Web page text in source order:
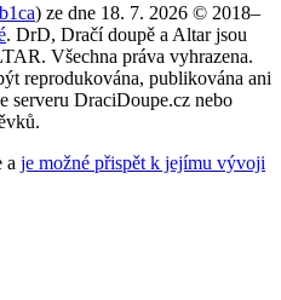
) ze dne 18. 7. 2026 © 2018–
. DrD, Dračí doupě a Altar jsou
Všechna práva vyhrazena.
reprodukována, publikována ani
serveru DraciDoupe.cz nebo
a je možné přispět k jejímu vývoji